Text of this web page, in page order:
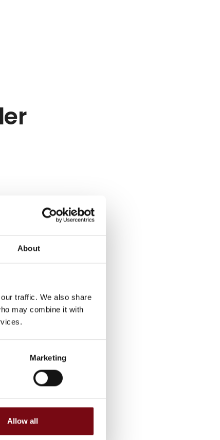
About
traffic. We also share
may combine it with
Marketing
Allow all